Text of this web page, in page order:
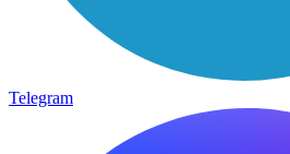
Telegram